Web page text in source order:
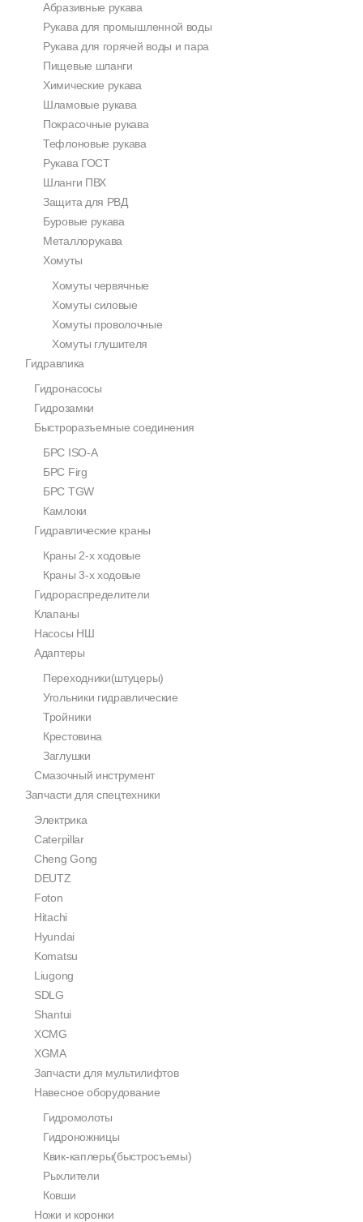
Абразивные рукава
Рукава для промышленной воды
Рукава для горячей воды и пара
Пищевые шланги
Химические рукава
Шламовые рукава
Покрасочные рукава
Тефлоновые рукава
Рукава ГОСТ
Шланги ПВХ
Защита для РВД
Буровые рукава
Металлорукава
Хомуты
Хомуты червячные
Хомуты силовые
Хомуты проволочные
Хомуты глушителя
Гидравлика
Гидронасосы
Гидрозамки
Быстроразъемные соединения
БРС ISO-A
БРС Firg
БРС TGW
Камлоки
Гидравлические краны
Краны 2-х ходовые
Краны 3-х ходовые
Гидрораспределители
Клапаны
Насосы НШ
Адаптеры
Переходники(штуцеры)
Угольники гидравлические
Тройники
Крестовина
Заглушки
Смазочный инструмент
Запчасти для спецтехники
Электрика
Caterpillar
Cheng Gong
DEUTZ
Foton
Hitachi
Hyundai
Komatsu
Liugong
SDLG
Shantui
XCMG
XGMA
Запчасти для мультилифтов
Навесное оборудование
Гидромолоты
Гидроножницы
Квик-каплеры(быстросъемы)
Рыхлители
Ковши
Ножи и коронки